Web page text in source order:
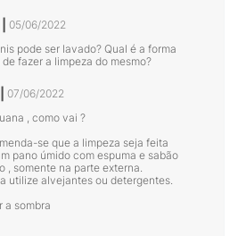
05/06/2022
pode ser lavado? Qual é a forma
fazer a limpeza do mesmo?
07/06/2022
, como vai ?
se que a limpeza seja feita
pano úmido com espuma e sabão
, somente na parte externa.
utilize alvejantes ou detergentes.
a sombra